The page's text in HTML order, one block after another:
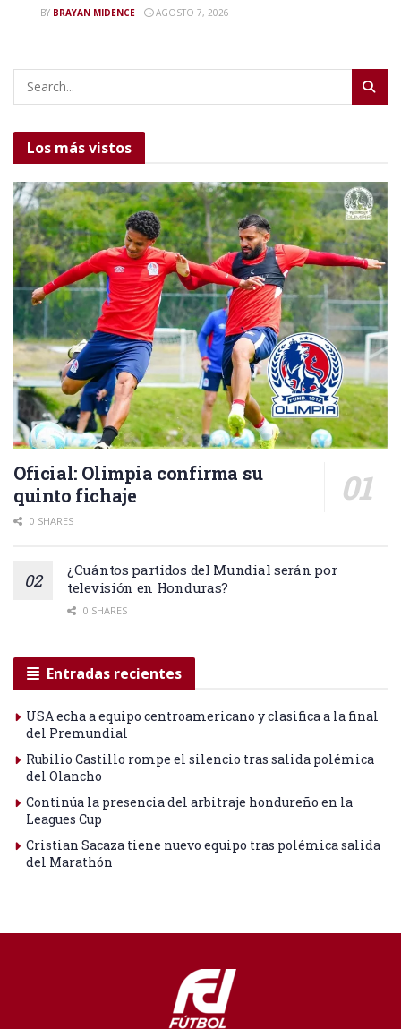
BY BRAYAN MIDENCE AGOSTO 7, 2026
Los más vistos
Oficial: Olimpia confirma su
quinto fichaje
0 SHARES
¿Cuántos partidos del Mundial serán por
televisión en Honduras?
0 SHARES
Entradas recientes
USA echa a equipo centroamericano y clasifica a la final
del Premundial
Rubilio Castillo rompe el silencio tras salida polémica
del Olancho
Continúa la presencia del arbitraje hondureño en la
Leagues Cup
Cristian Sacaza tiene nuevo equipo tras polémica salida
del Marathón